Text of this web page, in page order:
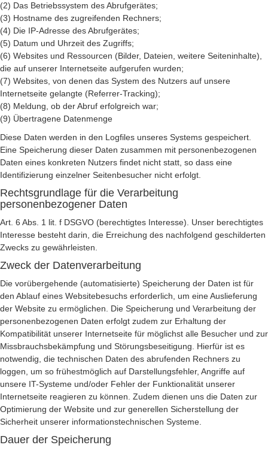
(2) Das Betriebssystem des Abrufgerätes;
(3) Hostname des zugreifenden Rechners;
(4) Die IP-Adresse des Abrufgerätes;
(5) Datum und Uhrzeit des Zugriffs;
(6) Websites und Ressourcen (Bilder, Dateien, weitere Seiteninhalte),
die auf unserer Internetseite aufgerufen wurden;
(7) Websites, von denen das System des Nutzers auf unsere
Internetseite gelangte (Referrer-Tracking);
(8) Meldung, ob der Abruf erfolgreich war;
(9) Übertragene Datenmenge
Diese Daten werden in den Logfiles unseres Systems gespeichert.
Eine Speicherung dieser Daten zusammen mit personenbezogenen
Daten eines konkreten Nutzers findet nicht statt, so dass eine
Identifizierung einzelner Seitenbesucher nicht erfolgt.
Rechtsgrundlage für die Verarbeitung
personenbezogener Daten
Art. 6 Abs. 1 lit. f DSGVO (berechtigtes Interesse). Unser berechtigtes
Interesse besteht darin, die Erreichung des nachfolgend geschilderten
Zwecks zu gewährleisten.
Zweck der Datenverarbeitung
Die vorübergehende (automatisierte) Speicherung der Daten ist für
den Ablauf eines Websitebesuchs erforderlich, um eine Auslieferung
der Website zu ermöglichen. Die Speicherung und Verarbeitung der
personenbezogenen Daten erfolgt zudem zur Erhaltung der
Kompatibilität unserer Internetseite für möglichst alle Besucher und zur
Missbrauchsbekämpfung und Störungsbeseitigung. Hierfür ist es
notwendig, die technischen Daten des abrufenden Rechners zu
loggen, um so frühestmöglich auf Darstellungsfehler, Angriffe auf
unsere IT-Systeme und/oder Fehler der Funktionalität unserer
Internetseite reagieren zu können. Zudem dienen uns die Daten zur
Optimierung der Website und zur generellen Sicherstellung der
Sicherheit unserer informationstechnischen Systeme.
Dauer der Speicherung